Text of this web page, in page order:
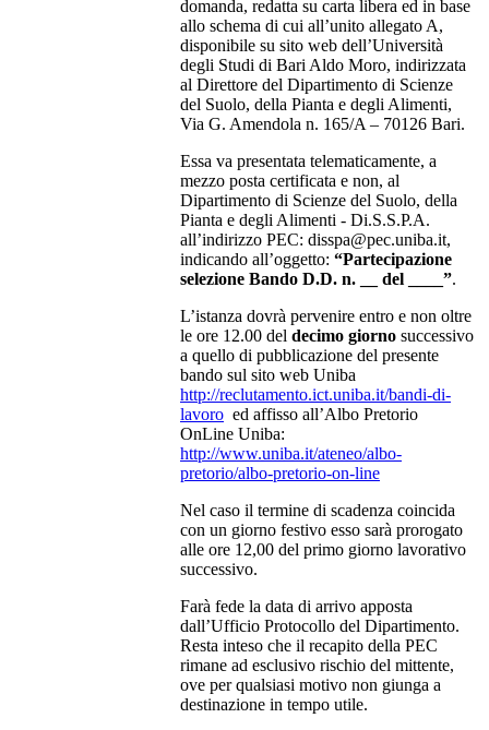
domanda, redatta su carta libera ed in base
allo schema di cui all’unito allegato A,
disponibile su sito web dell’Università
degli Studi di Bari Aldo Moro, indirizzata
al Direttore del Dipartimento di Scienze
del Suolo, della Pianta e degli Alimenti,
Via G. Amendola n. 165/A – 70126 Bari.
Essa va presentata telematicamente, a
mezzo posta certificata e non, al
Dipartimento di Scienze del Suolo, della
Pianta e degli Alimenti - Di.S.S.P.A.
all’indirizzo PEC: disspa@pec.uniba.it,
indicando all’oggetto: “Partecipazione
selezione Bando D.D. n. __ del ____”.
L’istanza dovrà pervenire entro e non oltre
le ore 12.00 del decimo giorno successivo
a quello di pubblicazione del presente
bando sul sito web Uniba
http://reclutamento.ict.uniba.it/bandi-di-
lavoro ed affisso all’Albo Pretorio
OnLine Uniba:
http://www.uniba.it/ateneo/albo-
pretorio/albo-pretorio-on-line
Nel caso il termine di scadenza coincida
con un giorno festivo esso sarà prorogato
alle ore 12,00 del primo giorno lavorativo
successivo.
Farà fede la data di arrivo apposta
dall’Ufficio Protocollo del Dipartimento.
Resta inteso che il recapito della PEC
rimane ad esclusivo rischio del mittente,
ove per qualsiasi motivo non giunga a
destinazione in tempo utile.